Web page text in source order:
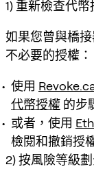
1) 重新檢查代幣
如果您曾與橋
不必要的授權：
使用
代幣授權 的步
或者，使用
檢閱和撤銷授
2) 按風險等級